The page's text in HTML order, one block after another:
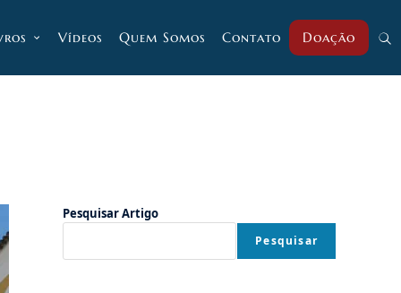
Vídeos Quem Somos Contato Doação
Pesquisar Artigo
Pesquisar